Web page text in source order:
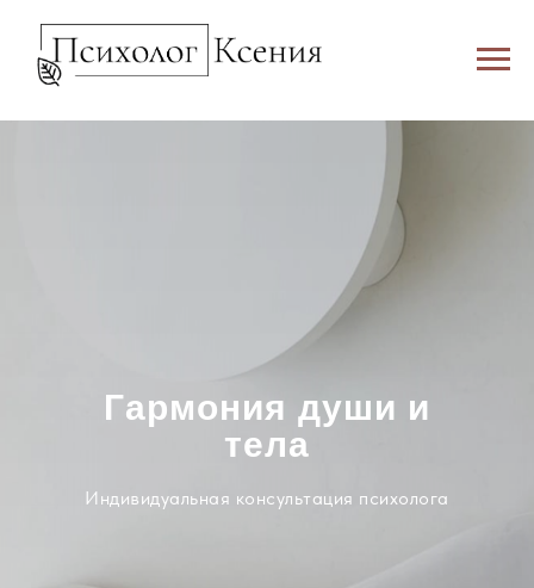
Гармония души и
тела
Индивидуальная консультация психолога